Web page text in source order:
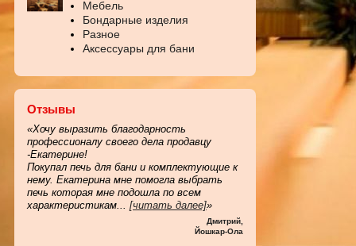
Мебель
Бондарные изделия
Разное
Аксессуары для бани
Отзывы
«Хочу выразить благодарность
профессионалу своего дела продавцу
-Екатерине!
Покупал печь для бани и комплектующие к
нему. Екатерина мне помогла выбрать
печь которая мне подошла по всем
характеристикам... [читать далее]»
Дмитрий,
Йошкар-Ола